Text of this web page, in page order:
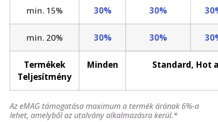
min. 15% 30% 30%
min. 20% 30% 30%
Termékek
Teljesítmény
Minden Standard, Hot
Az eMAG támogatása maximum a termék árának 6%-a
lehet, amelyből az utalvány alkalmazásra kerül.*